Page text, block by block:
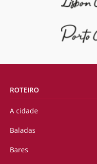
ROTEIRO
A cidade
Baladas
Bares